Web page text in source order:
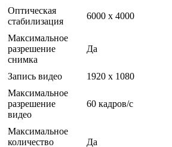
Оптическая
стабилизация
6000 x 4000
Максимальное
разрешение
снимка
Да
Запись видео
1920 x 1080
Максимальное
разрешение
видео
60 кадров/с
Максимальное
количество
Да